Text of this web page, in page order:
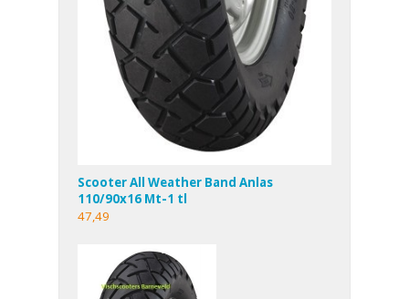
Scooter All Weather Band Anlas
110/90x16 Mt-1 tl
47,49